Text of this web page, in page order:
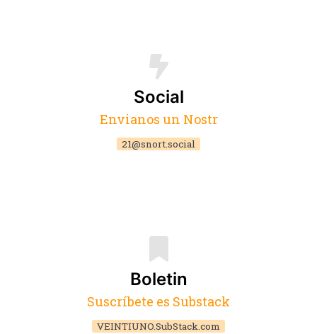
Social
Envianos un Nostr
21@snort.social
Boletin
Suscríbete es Substack
VEINTIUNO.SubStack.com